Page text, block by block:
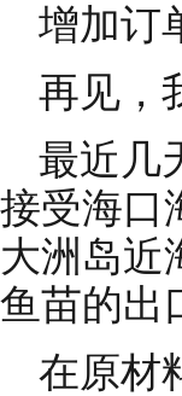
增加订
再见，
最近几
接受海口
大洲岛近
鱼苗的出
在原材